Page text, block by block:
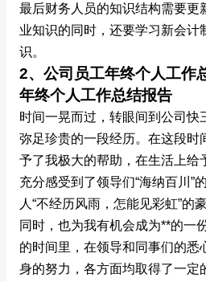
最后财务人员的知识结构需要更
业知识的同时，还要学习新会计
识。
2、公司员工年终个人工作
年终个人工作总结报告
时间一晃而过，转眼间到公司快
弥足珍贵的一段经历。在这段时
予了我极大的帮助，在生活上给
充分感受到了领导们“海纳百川”
人“不经历风雨，怎能见彩虹”的
同时，也为我有机会成为**的一
的时间里，在领导和同事们的悉
身的努力，各方面均取得了一定